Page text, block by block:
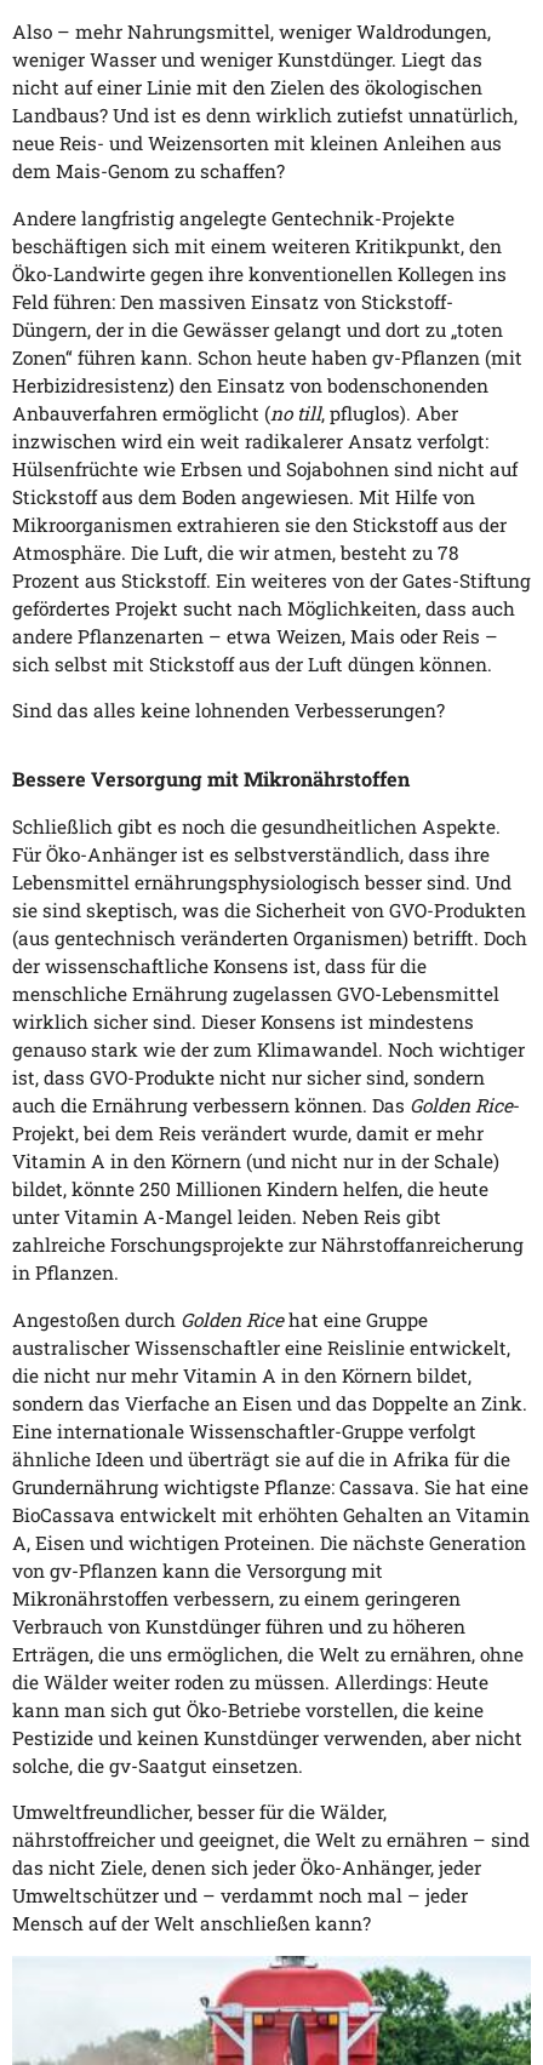
Also – mehr Nahrungsmittel, weniger Waldrodungen,
weniger Wasser und weniger Kunstdünger. Liegt das
nicht auf einer Linie mit den Zielen des ökologischen
Landbaus? Und ist es denn wirklich zutiefst unnatürlich,
neue Reis- und Weizensorten mit kleinen Anleihen aus
dem Mais-Genom zu schaffen?
Andere langfristig angelegte Gentechnik-Projekte
beschäftigen sich mit einem weiteren Kritikpunkt, den
Öko-Landwirte gegen ihre konventionellen Kollegen ins
Feld führen: Den massiven Einsatz von Stickstoff-
Düngern, der in die Gewässer gelangt und dort zu „toten
Zonen“ führen kann. Schon heute haben gv-Pflanzen (mit
Herbizidresistenz) den Einsatz von bodenschonenden
Anbauverfahren ermöglicht (no till, pfluglos). Aber
inzwischen wird ein weit radikalerer Ansatz verfolgt:
Hülsenfrüchte wie Erbsen und Sojabohnen sind nicht auf
Stickstoff aus dem Boden angewiesen. Mit Hilfe von
Mikroorganismen extrahieren sie den Stickstoff aus der
Atmosphäre. Die Luft, die wir atmen, besteht zu 78
Prozent aus Stickstoff. Ein weiteres von der Gates-Stiftung
gefördertes Projekt sucht nach Möglichkeiten, dass auch
andere Pflanzenarten – etwa Weizen, Mais oder Reis –
sich selbst mit Stickstoff aus der Luft düngen können.
Sind das alles keine lohnenden Verbesserungen?
Bessere Versorgung mit Mikronährstoffen
Schließlich gibt es noch die gesundheitlichen Aspekte.
Für Öko-Anhänger ist es selbstverständlich, dass ihre
Lebensmittel ernährungsphysiologisch besser sind. Und
sie sind skeptisch, was die Sicherheit von GVO-Produkten
(aus gentechnisch veränderten Organismen) betrifft. Doch
der wissenschaftliche Konsens ist, dass für die
menschliche Ernährung zugelassen GVO-Lebensmittel
wirklich sicher sind. Dieser Konsens ist mindestens
genauso stark wie der zum Klimawandel. Noch wichtiger
ist, dass GVO-Produkte nicht nur sicher sind, sondern
auch die Ernährung verbessern können. Das Golden Rice-
Projekt, bei dem Reis verändert wurde, damit er mehr
Vitamin A in den Körnern (und nicht nur in der Schale)
bildet, könnte 250 Millionen Kindern helfen, die heute
unter Vitamin A-Mangel leiden. Neben Reis gibt
zahlreiche Forschungsprojekte zur Nährstoffanreicherung
in Pflanzen.
Angestoßen durch Golden Ricehat eine Gruppe
australischer Wissenschaftler eine Reislinie entwickelt,
die nicht nur mehr Vitamin A in den Körnern bildet,
sondern das Vierfache an Eisen und das Doppelte an Zink.
Eine internationale Wissenschaftler-Gruppe verfolgt
ähnliche Ideen und überträgt sie auf die in Afrika für die
Grundernährung wichtigste Pflanze: Cassava. Sie hat eine
BioCassava entwickelt mit erhöhten Gehalten an Vitamin
A, Eisen und wichtigen Proteinen. Die nächste Generation
von gv-Pflanzen kann die Versorgung mit
Mikronährstoffen verbessern, zu einem geringeren
Verbrauch von Kunstdünger führen und zu höheren
Erträgen, die uns ermöglichen, die Welt zu ernähren, ohne
die Wälder weiter roden zu müssen. Allerdings: Heute
kann man sich gut Öko-Betriebe vorstellen, die keine
Pestizide und keinen Kunstdünger verwenden, aber nicht
solche, die gv-Saatgut einsetzen.
Umweltfreundlicher, besser für die Wälder,
nährstoffreicher und geeignet, die Welt zu ernähren – sind
das nicht Ziele, denen sich jeder Öko-Anhänger, jeder
Umweltschützer und – verdammt noch mal – jeder
Mensch auf der Welt anschließen kann?